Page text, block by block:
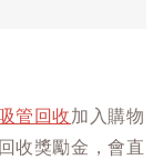
管回收加入購物
收獎勵金，會直